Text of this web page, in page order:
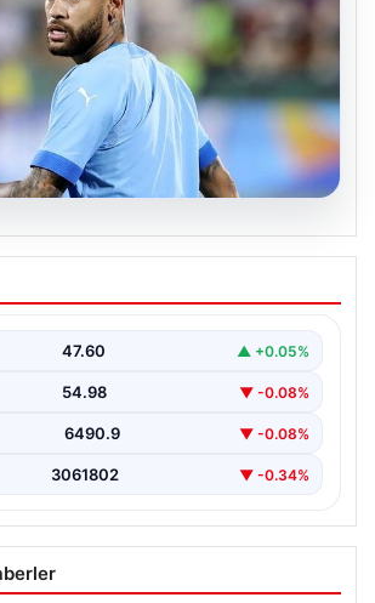
sonrası Neymar’ın
Tribünlerin coşkusu ve sahadaki
47.60 ▲ +0.05%
54.98 ▼ -0.08%
6490.9 ▼ -0.08%
3061802 ▼ -0.34%